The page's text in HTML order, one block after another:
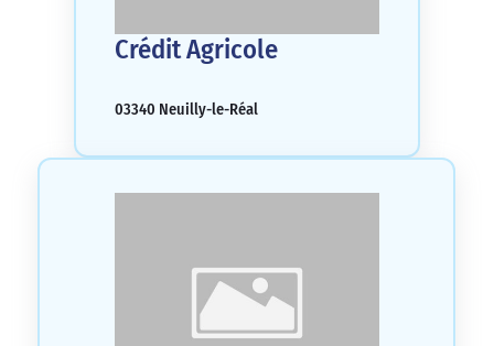
Crédit Agricole
03340 Neuilly-le-Réal